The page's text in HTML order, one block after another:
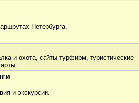
Петербурга.
и охота, сайты турфирм, туристические
и экскурсии.